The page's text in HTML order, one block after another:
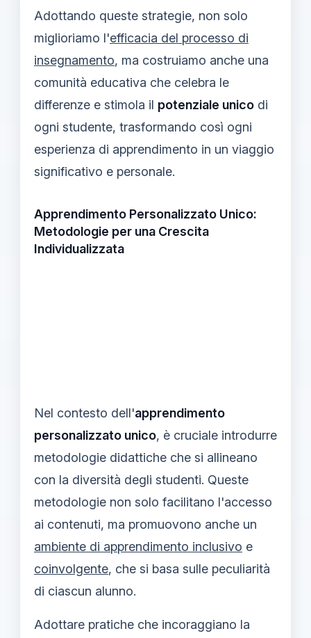
Adottando queste strategie, non solo
miglioriamo l'efficacia del processo di
insegnamento, ma costruiamo anche una
comunità educativa che celebra le
differenze e stimola il potenziale unico di
ogni studente, trasformando così ogni
esperienza di apprendimento in un viaggio
significativo e personale.
Apprendimento Personalizzato Unico:
Metodologie per una Crescita
Individualizzata
Nel contesto dell'apprendimento
personalizzato unico, è cruciale introdurre
metodologie didattiche che si allineano
con la diversità degli studenti. Queste
metodologie non solo facilitano l'accesso
ai contenuti, ma promuovono anche un
ambiente di apprendimento inclusivo e
coinvolgente, che si basa sulle peculiarità
di ciascun alunno.
Adottare pratiche che incoraggiano la